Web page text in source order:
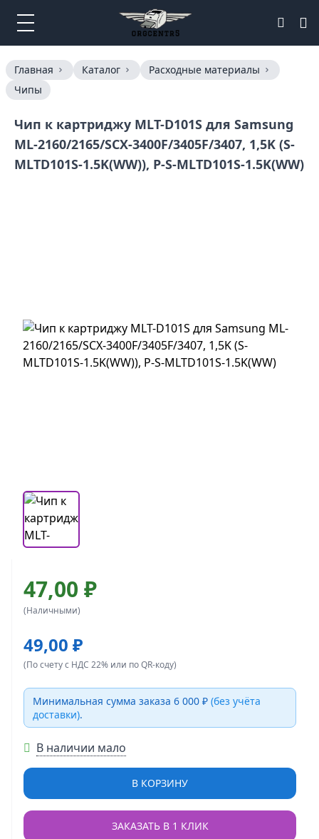
Главная Каталог
Расходные материалы
Чипы
Чип к картриджу MLT-D101S для Samsung
ML-2160/2165/SCX-3400F/3405F/3407, 1,5K (S-
MLTD101S-1.5K(WW)), P-S-MLTD101S-1.5K(WW)
47,00 ₽
(Наличными)
49,00 ₽
(По счету с НДС 22% или по QR-коду)
Минимальная сумма заказа 6 000 ₽ (без учёта
доставки).
В наличии мало
В КОРЗИНУ
ЗАКАЗАТЬ В 1 КЛИК